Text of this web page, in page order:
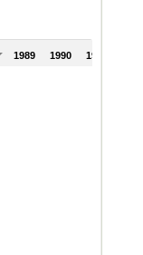
1989 1990 1991